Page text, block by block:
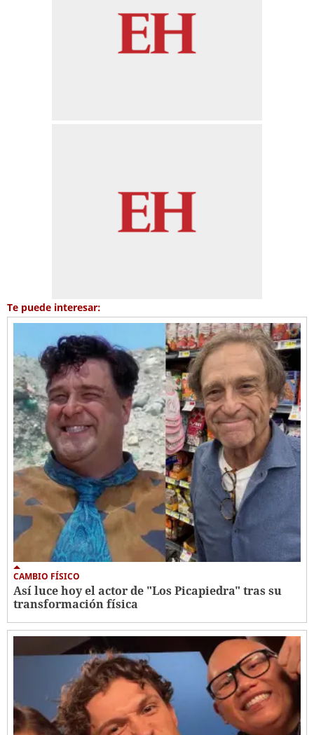
Te puede interesar:
CAMBIO FÍSICO
Así luce hoy el actor de "Los Picapiedra" tras su
transformación física